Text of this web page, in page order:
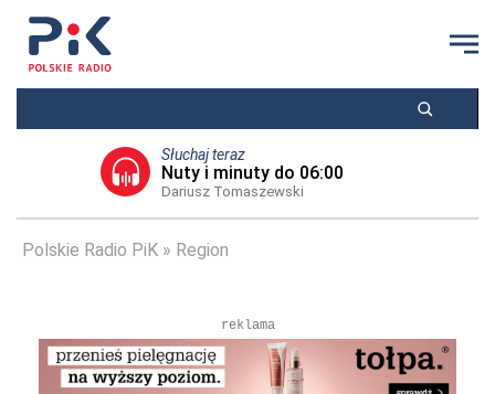
Słuchaj teraz
Nuty i minuty do 06:00
Dariusz Tomaszewski
Polskie Radio PiK Region
reklama